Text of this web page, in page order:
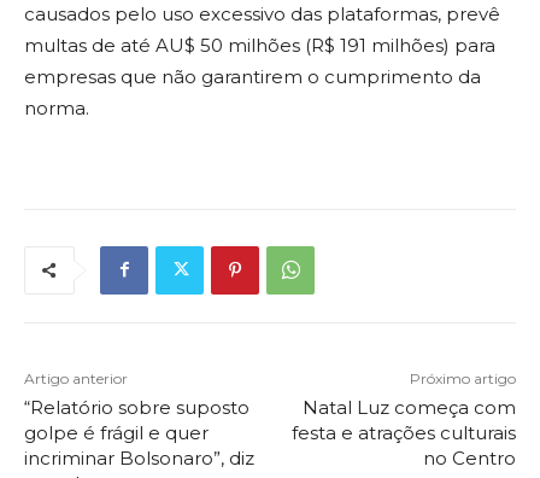
causados pelo uso excessivo das plataformas, prevê
multas de até AU$ 50 milhões (R$ 191 milhões) para
empresas que não garantirem o cumprimento da
norma.
Artigo anterior
“Relatório sobre suposto
golpe é frágil e quer
incriminar Bolsonaro”, diz
Próximo artigo
Natal Luz começa com
festa e atrações culturais
no Centro